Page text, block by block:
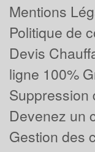
Mentions
Politique de
Devis
ligne 100%
Suppression
Devenez un
Gestion des